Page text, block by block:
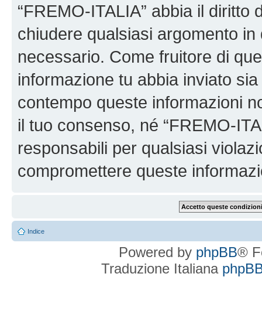
“FREMO-ITALIA” abbia il
chiudere qualsiasi argomento
necessario. Come fruitore di
informazione tu abbia inviato
contempo queste informazioni
il tuo consenso, né “FREMO-
responsabili per qualsiasi
compromettere queste
Indice
Powered by phpBB®
Traduzione Italiana